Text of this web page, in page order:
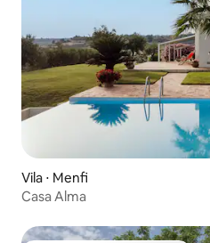
Vila ⋅ Menfi
Casa Alma